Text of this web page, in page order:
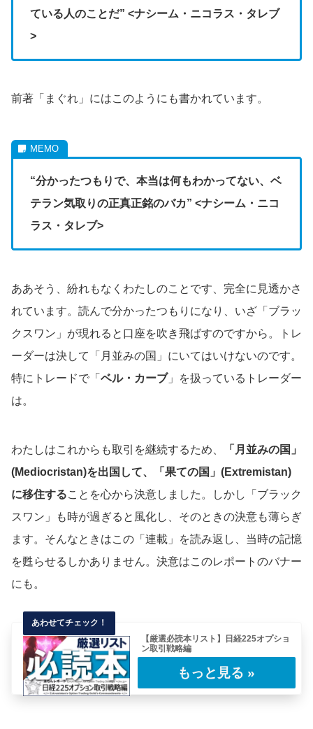
ている人のことだ” <ナシーム・ニコラス・タレブ
>
前著「まぐれ」にはこのようにも書かれています。
“分かったつもりで、本当は何もわかってない、ベ
テラン気取りの正真正銘のバカ” <ナシーム・ニコ
ラス・タレブ>
ああそう、紛れもなくわたしのことです、完全に見透かさ
れています。読んで分かったつもりになり、いざ「ブラッ
クスワン」が現れると口座を吹き飛ばすのですから。トレ
ーダーは決して「月並みの国」にいてはいけないのです。
特にトレードで「 ベル・カーブ」を扱っているトレーダー
は。
わたしはこれからも取引を継続するため、
「月並みの国」
(Mediocristan)を出国して、「果ての国」(Extremistan)
に移住することを心から決意しました。しかし「ブラック
スワン」も時が過ぎると風化し、そのときの決意も薄らぎ
ます。そんなときはこの「連載」を読み返し、当時の記憶
を甦らせるしかありません。決意はこのレポートのバナー
にも。
【厳選必読本リスト】日経225オプショ
ン取引戦略編
わたしが勉強になったと思う本を厳選ピックア